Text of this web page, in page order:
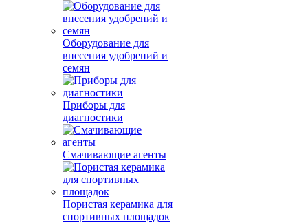
Оборудование для
внесения удобрений и
семян
Приборы для
диагностики
Смачивающие агенты
Пористая керамика для
спортивных площадок